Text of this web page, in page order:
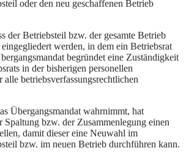
oder den neu geschaffenen Betrieb
der Betriebsteil bzw. der gesamte Betrieb
werden, in dem ein Betriebsrat
begründet eine Zuständigkeit
in der bisherigen personellen
alle betriebsverfassungsrechtlichen
Übergangsmandat wahrnimmt, hat
Spaltung bzw. der Zusammenlegung einen
damit dieser eine Neuwahl im
bzw. im neuen Betrieb durchführen kann.